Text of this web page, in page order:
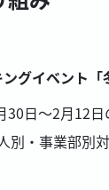
グイベント
30日～2月12
別・事業部別